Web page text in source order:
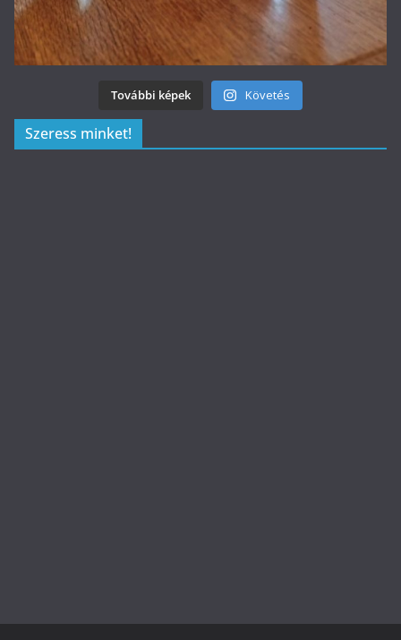
További képek Követés
Szeress minket!